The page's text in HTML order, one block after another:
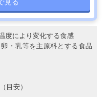
見る
度により変化する食感
・乳等を主原料とする食品
目安）